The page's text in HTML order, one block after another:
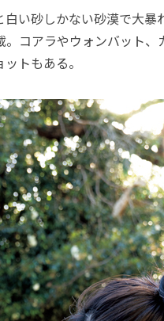
い砂しかない砂漠で大暴
コアラやウォンバット、
トもある。